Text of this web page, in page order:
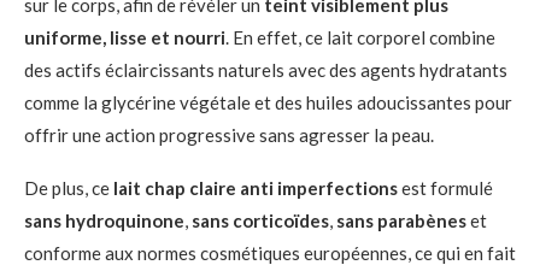
sur le corps, afin de révéler un teint visiblement plus
uniforme, lisse et nourri. En effet, ce lait corporel combine
des actifs éclaircissants naturels avec des agents hydratants
comme la glycérine végétale et des huiles adoucissantes pour
offrir une action progressive sans agresser la peau.
De plus, ce lait chap claire anti imperfectionsest formulé
sans hydroquinone, sans corticoïdes, sans parabèneset
conforme aux normes cosmétiques européennes, ce qui en fait